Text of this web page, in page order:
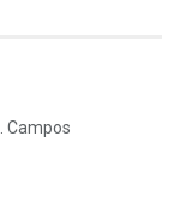
Campos